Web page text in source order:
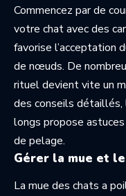
Commencez par de
votre chat avec des
favorise
de nœuds. De
rituel devient vite un
des conseils détaillés,
longs propose
de pelage.
Gérer la mue et
La mue des chats a